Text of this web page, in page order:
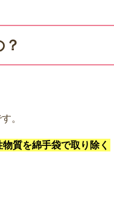
。
質を綿手袋で取り除く